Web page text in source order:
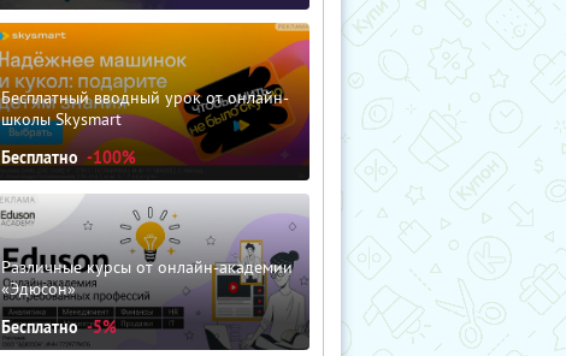
Бесплатный вводный урок от онлайн-
школы Skysmart
Бесплатно -100%
Различные курсы от онлайн-академии
«Эдюсон»
Бесплатно -5%